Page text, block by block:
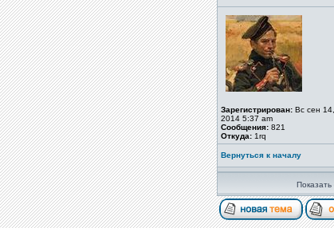
Зарегистрирован: Вс сен 14,
2014 5:37 am
Сообщения: 821
Откуда: 1rq
Вернуться к началу